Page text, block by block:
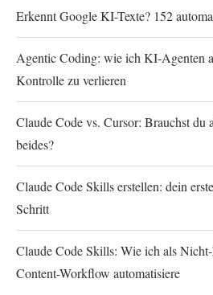
Erkennt Google KI-Texte? 152
Agentic Coding: wie ich KI-Agenten
Kontrolle zu verlieren
Claude Code vs. Cursor: Brauchst du
beides?
Claude Code Skills erstellen: dein
Schritt
Claude Code Skills: Wie ich als
Content-Workflow automatisiere